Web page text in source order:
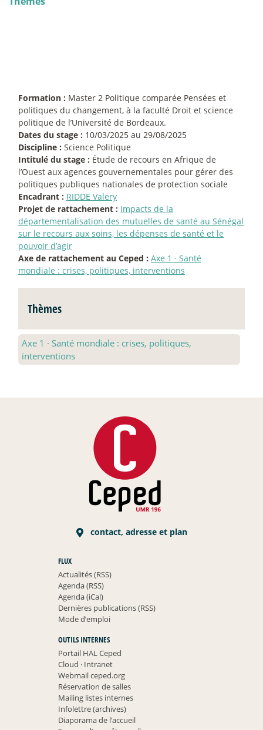
Formation : Master 2 Politique comparée Pensées et
politiques du changement, à la faculté Droit et science
politique de l’Université de Bordeaux.
Dates du stage : 10/03/2025 au 29/08/2025
Discipline : Science Politique
Intitulé du stage : Étude de recours en Afrique de
l’Ouest aux agences gouvernementales pour gérer des
politiques publiques nationales de protection sociale
Encadrant : RIDDE Valery
Projet de rattachement : Impacts de la
départementalisation des mutuelles de santé au Sénégal
sur le recours aux soins, les dépenses de santé et le
pouvoir d’agir
Axe de rattachement au Ceped : Axe 1 · Santé
mondiale : crises, politiques, interventions
Thèmes
Axe 1 · Santé mondiale : crises, politiques,
interventions
contact, adresse et plan
FLUX
Actualités (RSS)
Agenda (RSS)
Agenda (iCal)
Dernières publications (RSS)
Mode d’emploi
OUTILS INTERNES
Portail HAL Ceped
Cloud ·Intranet
Webmail ceped.org
Réservation de salles
Mailing listes internes
Infolettre (archives)
Diaporama de l’accueil